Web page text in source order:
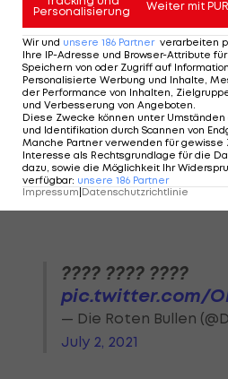
schnell mit der Vision des
auch der Spielphilosophie
erklärt Silva seine
Schließlich gilt sein Dank
"Bedanken möchte ich
Eintracht Frankfurt. Ich
erfolgreiche Jahre bei der
mich sehr gut
???? ???? ????
pic.twitter.com/
— Die Roten Bullen
July 2, 2021
Personalisierung
Weiter mit
Wir und unsere 186 Partner verarbeiten
Ihre IP-Adresse und Browser-Attribute
Speichern von oder Zugriff auf
Personalisierte Werbung und Inhalte,
der Performance von Inhalten,
und Verbesserung von Angeboten.
Diese Zwecke können unter Umständen
und Identifikation durch Scannen von
Manche Partner verwenden für
Interesse als Rechtsgrundlage für die
dazu, sowie die Möglichkeit Ihr
verfügbar: unsere 186 Partner
Impressum Datenschutzrichtlinie